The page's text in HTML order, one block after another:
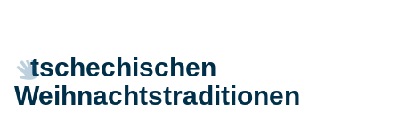
tschechischen
Weihnachtstraditionen